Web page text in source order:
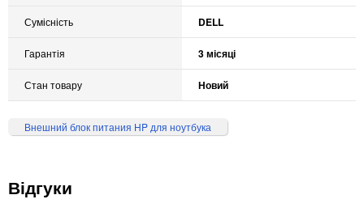
Сумісність DELL
Гарантія 3 місяці
Стан товару Новий
Внешний блок питания HP для ноутбука
Відгуки